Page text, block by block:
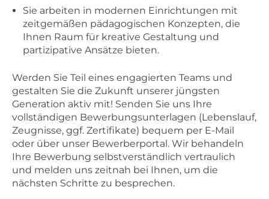
Sie arbeiten in modernen Einrichtungen mit
zeitgemäßen pädagogischen Konzepten, die
Ihnen Raum für kreative Gestaltung und
partizipative Ansätze bieten.
Werden Sie Teil eines engagierten Teams und
gestalten Sie die Zukunft unserer jüngsten
Generation aktiv mit! Senden Sie uns Ihre
vollständigen Bewerbungsunterlagen (Lebenslauf,
Zeugnisse, ggf. Zertifikate) bequem per E-Mail
oder über unser Bewerberportal. Wir behandeln
Ihre Bewerbung selbstverständlich vertraulich
und melden uns zeitnah bei Ihnen, um die
nächsten Schritte zu besprechen.